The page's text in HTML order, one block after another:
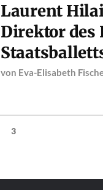
Laurent
Direktor des
von Eva-Elisabeth
3